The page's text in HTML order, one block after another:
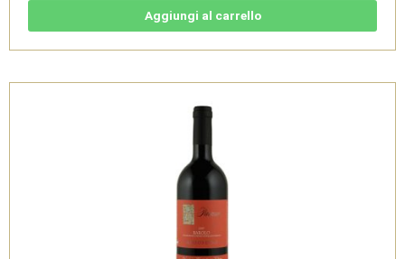
-
Aggiungi al carrello